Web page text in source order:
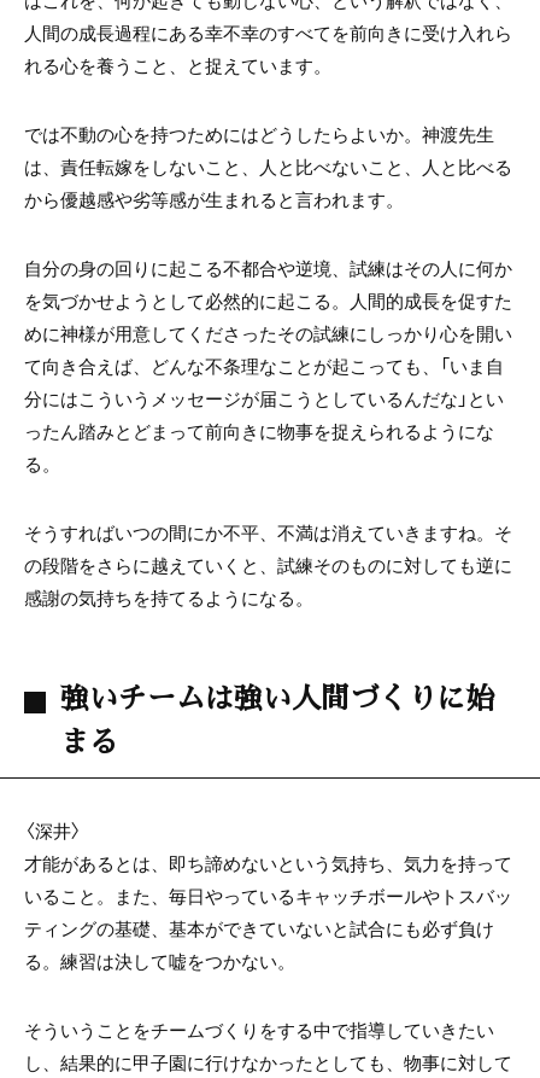
人間の成長過程にある幸不幸のすべてを前向きに受け入れら
れる心を養うこと、と捉えています。
では不動の心を持つためにはどうしたらよいか。神渡先生
は、責任転嫁をしないこと、人と比べないこと、人と比べる
から優越感や劣等感が生まれると言われます。
自分の身の回りに起こる不都合や逆境、試練はその人に何か
を気づかせようとして必然的に起こる。人間的成長を促すた
めに神様が用意してくださったその試練にしっかり心を開い
て向き合えば、どんな不条理なことが起こっても、「いま自
分にはこういうメッセージが届こうとしているんだな」とい
ったん踏みとどまって前向きに物事を捉えられるようにな
る。
そうすればいつの間にか不平、不満は消えていきますね。そ
の段階をさらに越えていくと、試練そのものに対しても逆に
感謝の気持ちを持てるようになる。
強いチームは強い人間づくりに始
まる
〈深井〉
才能があるとは、即ち諦めないという気持ち、気力を持って
いること。また、毎日やっているキャッチボールやトスバッ
ティングの基礎、基本ができていないと試合にも必ず負け
る。練習は決して嘘をつかない。
そういうことをチームづくりをする中で指導していきたい
し、結果的に甲子園に行けなかったとしても、物事に対して